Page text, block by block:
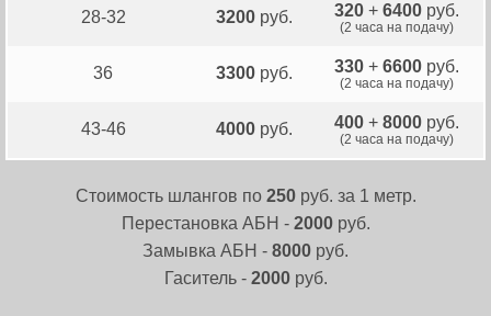
28-32 3200 руб. 320 + 6400 руб.
(2 часа на подачу)
36 3300 руб. 330 + 6600 руб.
(2 часа на подачу)
43-46 4000 руб. 400 + 8000 руб.
(2 часа на подачу)
Стоимость шлангов по 250руб. за 1 метр.
Перестановка АБН - 2000руб.
Замывка АБН - 8000 руб.
Гаситель - 2000руб.